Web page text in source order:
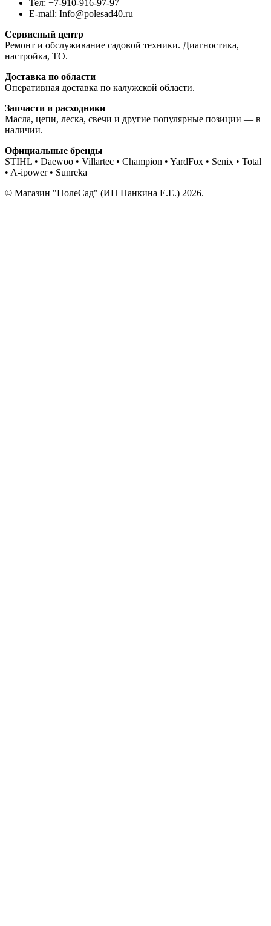
Тел: +7-910-916-97-97
E-mail: Info@polesad40.ru
Сервисный центр
Ремонт и обслуживание садовой техники. Диагностика,
настройка, ТО.
Доставка по области
Оперативная доставка по калужской области.
Запчасти и расходники
Масла, цепи, леска, свечи и другие популярные позиции — в
наличии.
Официальные бренды
STIHL • Daewoo • Villartec • Champion • YardFox • Senix • Total
• A-ipower • Sunreka
© Магазин "ПолеСад" (ИП Панкина Е.Е.) 2026.